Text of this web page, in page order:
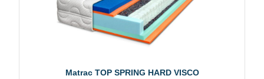
Matrac TOP SPRING HARD VISCO